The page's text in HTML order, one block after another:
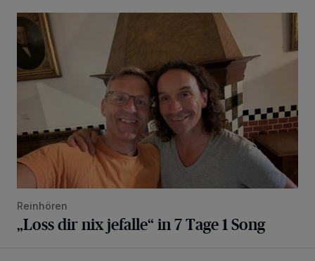
„Loss dir nix jefalle“ in 7 Tage 1 Song
Reinhören
„Loss dir nix jefalle“ in 7 Tage 1 Song